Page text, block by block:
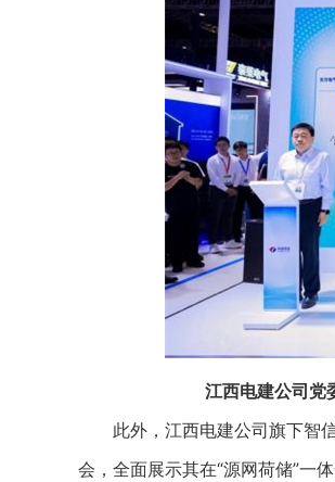
江西电建公司党
此外，江西电建公司旗下智信
会，全面展示其在“源网荷储”一